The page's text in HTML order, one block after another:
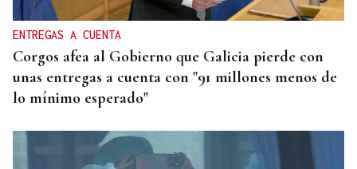
ENTREGAS A CUENTA
Corgos afea al Gobierno que Galicia pierde con
unas entregas a cuenta con "91 millones menos de
lo mínimo esperado"